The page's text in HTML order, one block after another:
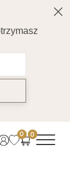
0 0